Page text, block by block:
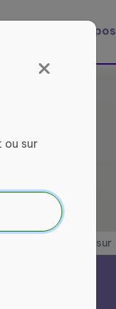
À propos
ou sur
Partager sur